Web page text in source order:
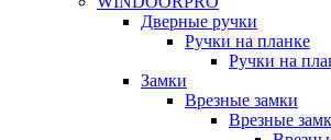
Дверные ручки
Ручки на планке
Ручки на
Замки
Врезные замки
Врезные